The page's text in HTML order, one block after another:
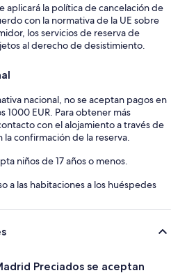
aplicará la política de cancelación de
con la normativa de la UE sobre
los servicios de reserva de
al derecho de desistimiento.
nacional, no se aceptan pagos en
1000 EUR. Para obtener más
con el alojamiento a través de
confirmación de la reserva.
niños de 17 años o menos.
a las habitaciones a los huéspedes
Preciados se aceptan